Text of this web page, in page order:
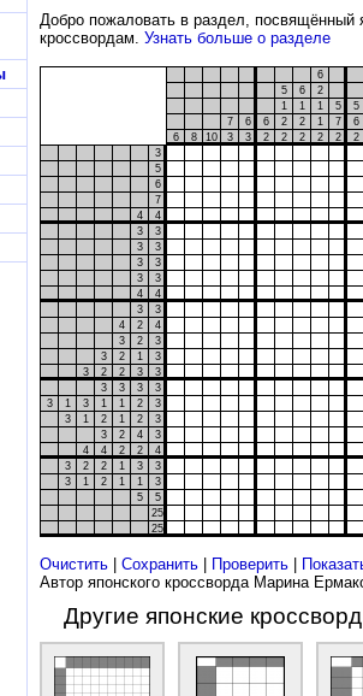
Добро пожаловать в раздел, посвящённый
кроссвордам. Узнать больше о разделе
6
5
6
2
1
1 1 5
5
7
6 6 2 2 1 7
6
6
8 10 3 3 2 2 2 2 2
2
3
5
6
7
4
4
3
3
3
3
3
3
3
3
4
4
3
3
4
2
4
3
2
3
3
2 1
3
3
2 2 3
3
3
3 3
3
3
1 3 1 1 2
3
3
1 2 1 2
3
3
2 4
3
4
4 2 2
4
3
2 2 1 3
3
3
1 2 1 1
3
5
5
25
25
Очистить Сохранить Проверить
Автор японского кроссворда Марина
Другие японские